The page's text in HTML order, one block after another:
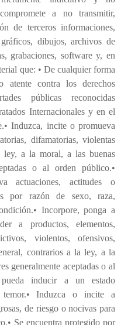
a no transmitir,
de terceros informaciones,
dibujos, archivos de
grabaciones, software y, en
que: • De cualquier forma
atente contra los derechos
públicas reconocidas
Internacionales y en el
Induzca, incite o promueva
difamatorias, violentas
a la moral, a las buenas
o al orden público.•
actuaciones, actitudes o
por razón de sexo, raza,
Incorpore, ponga a
a productos, elementos,
violentos, ofensivos,
contrarios a la ley, a la
generalmente aceptadas o al
inducir a un estado
Induzca o incite a
de riesgo o nocivas para
Se encuentra protegido por